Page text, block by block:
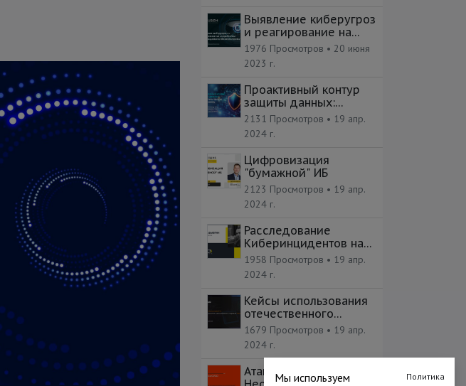
Выявление киберугроз
и реагирование на
инциденты ИБ
1976 Просмотров • 20 июня
2023 г.
Проактивный контур
защиты данных:
пропустить нельзя
блокировать
2131 Просмотров • 19 апр.
2024 г.
Цифровизация
"бумажной" ИБ
2123 Просмотров • 19 апр.
2024 г.
Расследование
Киберинцидентов на
практике
1958 Просмотров • 19 апр.
2024 г.
Кейсы использования
отечественного
межсетевого экрана
1679 Просмотров • 19 апр.
2024 г.
Атаки на CI/CD -
Мы используем
Политика